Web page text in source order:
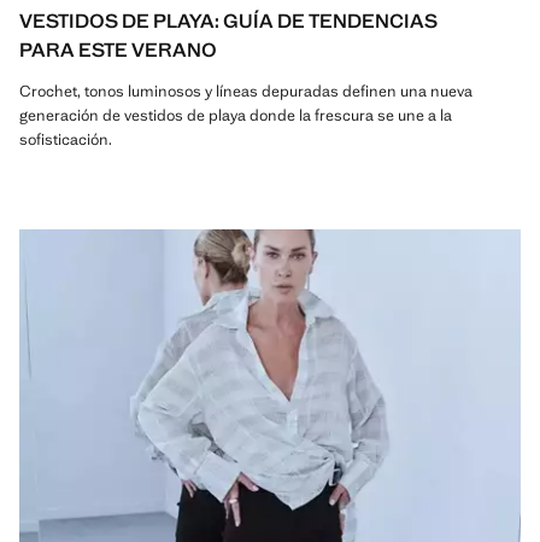
VESTIDOS DE PLAYA: GUÍA DE TENDENCIAS
PARA ESTE VERANO
Crochet, tonos luminosos y líneas depuradas definen una nueva
generación de vestidos de playa donde la frescura se une a la
sofisticación.